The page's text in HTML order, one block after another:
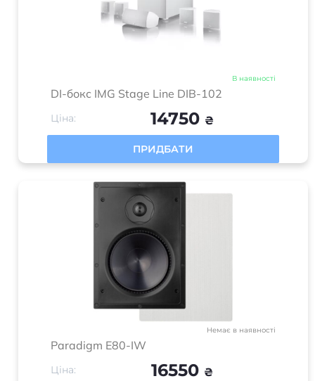
В наявності
DI-бокс IMG Stage Line DIB-102
Ціна: 14750 ₴
ПРИДБАТИ
Немає в наявності
Paradigm E80-IW
Ціна: 16550 ₴